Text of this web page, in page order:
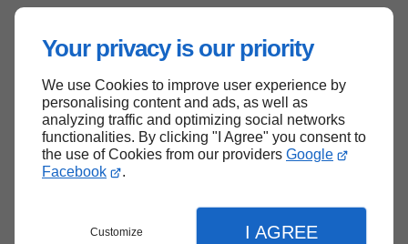
Your privacy is our priority
We use Cookies to improve user experience by
personalising content and ads, as well as
analyzing traffic and optimizing social networks
functionalities. By clicking "I Agree" you consent to
the use of Cookies from our providers Google
Facebook
.
Customize I AGREE
Haut de page